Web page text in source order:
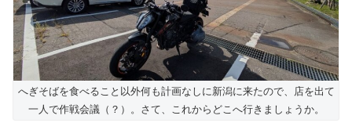
へぎそばを食べること以外何も計画なしに新潟に来たので、店を出て
一人で作戦会議（？）。さて、これからどこへ行きましょうか。